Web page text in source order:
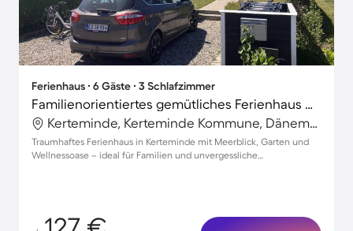
Ferienhaus ∙ 6 Gäste ∙ 3 Schlafzimmer
Familienorientiertes gemütliches Ferienhaus mit Garten und Grill | Wasserblick | Neben dem Strand
Kerteminde, Kerteminde Kommune, Dänemark
Traumhaftes Ferienhaus in Kerteminde mit Meerblick, Garten und
Wellnessoase – ideal für Familien und unvergessliche